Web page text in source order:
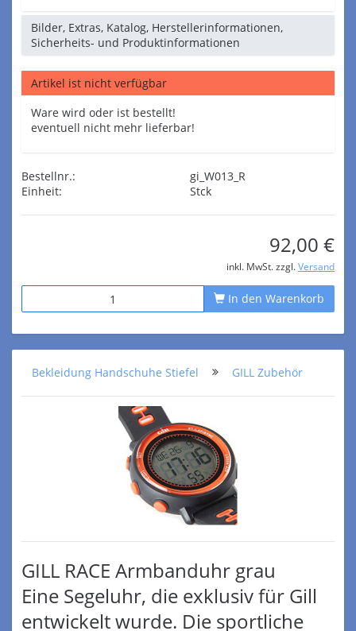
Bilder, Extras, Katalog, Herstellerinformationen,
Sicherheits- und Produktinformationen
Artikel ist nicht verfügbar
Ware wird oder ist bestellt!
eventuell nicht mehr lieferbar!
Bestellnr.:
gi_W013_R
Einheit:
Stck
92,00 €
inkl. MwSt. zzgl. Versand
In den Warenkorb
Bekleidung Handschuhe Stiefel GILL Zubehör
GILL RACE Armbanduhr grau
Eine Segeluhr, die exklusiv für Gill
entwickelt wurde. Die sportliche